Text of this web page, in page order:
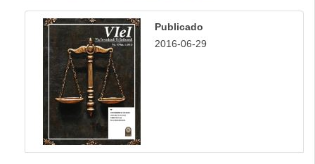
Publicado
2016-06-29